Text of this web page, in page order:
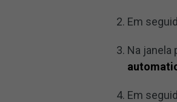
Em
Na janela
Em